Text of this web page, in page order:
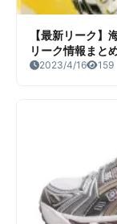
【最新リーク
リーク情報まと
2023/4/16 159